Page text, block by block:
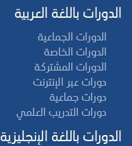
الدورات باللغة العربية
الدورات الجماعية
الدورات الخاصة
الدورات المشتركة
دورات عبر الإنترنت
دورات جماعية
دورات التدريب العلمي
الدورات باللغة الإنجليزية